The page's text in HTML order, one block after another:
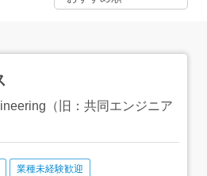
（旧：共同エンジニア
業種未経験歓迎